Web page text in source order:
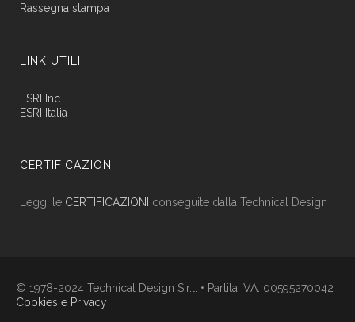
Rassegna stampa
LINK UTILI
ESRI Inc.
ESRI Italia
CERTIFICAZIONI
Leggi le CERTIFICAZIONI conseguite dalla Technical Design
© 1978-2024 Technical Design S.r.l. • Partita IVA: 00595270042
Cookies e Privacy